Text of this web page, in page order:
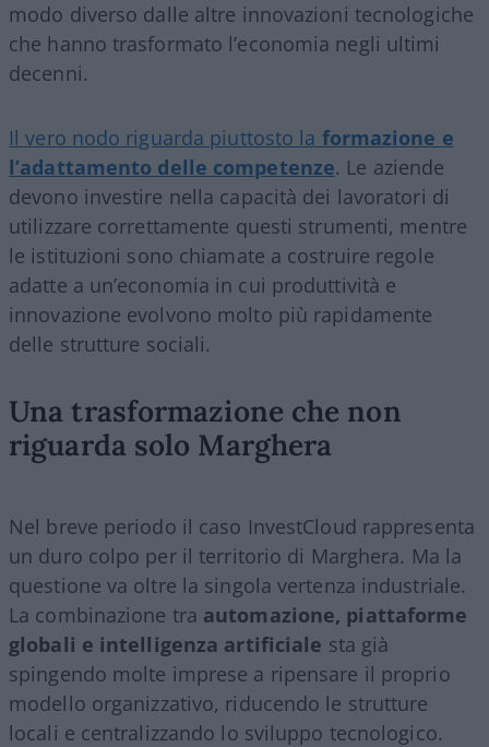
modo diverso dalle altre innovazioni tecnologiche
che hanno trasformato l’economia negli ultimi
decenni.
Il vero nodo riguarda piuttosto la formazione e
l’adattamento delle competenze. Le aziende
devono investire nella capacità dei lavoratori di
utilizzare correttamente questi strumenti, mentre
le istituzioni sono chiamate a costruire regole
adatte a un’economia in cui produttività e
innovazione evolvono molto più rapidamente
delle strutture sociali.
Una trasformazione che non
riguarda solo Marghera
Nel breve periodo il caso InvestCloud rappresenta
un duro colpo per il territorio di Marghera. Ma la
questione va oltre la singola vertenza industriale.
La combinazione tra automazione, piattaforme
globali e intelligenza artificiale sta già
spingendo molte imprese a ripensare il proprio
modello organizzativo, riducendo le strutture
locali e centralizzando lo sviluppo tecnologico.